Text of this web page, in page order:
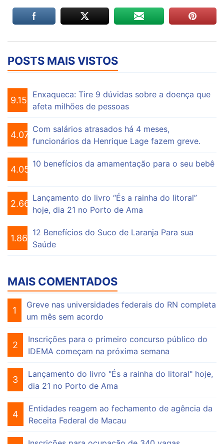
POSTS MAIS VISTOS
9.159
Enxaqueca: Tire 9 dúvidas sobre a doença que
afeta milhões de pessoas
4.076
Com salários atrasados há 4 meses,
funcionários da Henrique Lage fazem greve.
4.056
10 benefícios da amamentação para o seu bebê
2.662
Lançamento do livro “És a rainha do litoral”
hoje, dia 21 no Porto de Ama
1.864
12 Benefícios do Suco de Laranja Para sua
Saúde
MAIS COMENTADOS
1
Greve nas universidades federais do RN completa
um mês sem acordo
2
Inscrições para o primeiro concurso público do
IDEMA começam na próxima semana
3
Lançamento do livro "És a rainha do litoral" hoje,
dia 21 no Porto de Ama
4
Entidades reagem ao fechamento de agência da
Receita Federal de Macau